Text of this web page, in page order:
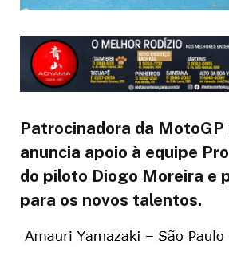
Patrocinadora da MotoGP
anuncia apoio à equipe
do piloto Diogo Moreira e
para os novos talentos.